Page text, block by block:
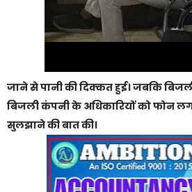
जाने से पानी की दिक्कत हुई। जबकि
बिजली कंपनी के अधिकारियों को फोन
सुलझाने की बात की।